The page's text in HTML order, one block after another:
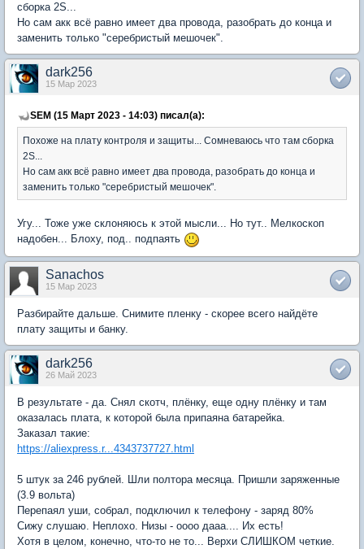
сборка 2S...
Но сам акк всё равно имеет два провода, разобрать до конца и
заменить только "серебристый мешочек".
dark256
15 Мар 2023
SEM (15 Март 2023 - 14:03) писал(а):
Похоже на плату контроля и защиты... Сомневаюсь что там сборка
2S...
Но сам акк всё равно имеет два провода, разобрать до конца и
заменить только "серебристый мешочек".
Угу... Тоже уже склоняюсь к этой мысли... Но тут.. Мелкоскоп
надобен... Блоху, под.. подпаять
Sanachos
15 Мар 2023
Разбирайте дальше. Снимите пленку - скорее всего найдёте
плату защиты и банку.
dark256
26 Май 2023
В результате - да. Снял скотч, плёнку, еще одну плёнку и там
оказалась плата, к которой была припаяна батарейка.
Заказал такие:
https://aliexpress.r...4343737727.html
5 штук за 246 рублей. Шли полтора месяца. Пришли заряженные
(3.9 вольта)
Перепаял уши, собрал, подключил к телефону - заряд 80%
Сижу слушаю. Неплохо. Низы - оооо дааа.... Их есть!
Хотя в целом, конечно, что-то не то... Верхи СЛИШКОМ четкие.